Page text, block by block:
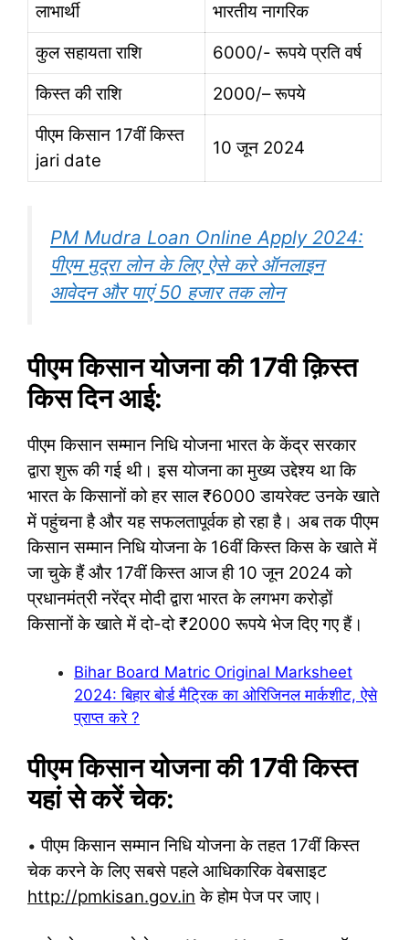
लाभार्थी
भारतीय नागरिक
कुल सहायता राशि
6000/- रूपये प्रति वर्ष
किस्त की राशि
2000/– रूपये
पीएम किसान 17वीं किस्त
jari date
10 जून 2024
PM Mudra Loan Online Apply 2024:
पीएम मुद्रा लोन के लिए ऐसे करे ऑनलाइन
आवेदन और पाएं 50 हजार तक लोन
पीएम किसान योजना की 17वी क़िस्त
किस दिन आई:
पीएम किसान सम्मान निधि योजना भारत के केंद्र सरकार
द्वारा शुरू की गई थी। इस योजना का मुख्य उद्देश्य था कि
भारत के किसानों को हर साल ₹6000 डायरेक्ट उनके खाते
में पहुंचना है और यह सफलतापूर्वक हो रहा है। अब तक पीएम
किसान सम्मान निधि योजना के 16वीं किस्त किस के खाते में
जा चुके हैं और 17वीं किस्त आज ही 10 जून 2024 को
प्रधानमंत्री नरेंद्र मोदी द्वारा भारत के लगभग करोड़ों
किसानों के खाते में दो-दो ₹2000 रूपये भेज दिए गए हैं।
Bihar Board Matric Original Marksheet
2024: बिहार बोर्ड मैट्रिक का ओरिजिनल मार्कशीट, ऐसे
प्राप्त करे ?
पीएम किसान योजना की 17वी किस्त
यहां से करें चेक:
•पीएम किसान सम्मान निधि योजना के तहत 17वीं किस्त
चेक करने के लिए सबसे पहले आधिकारिक वेबसाइट
http://pmkisan.gov.in के होम पेज पर जाए।